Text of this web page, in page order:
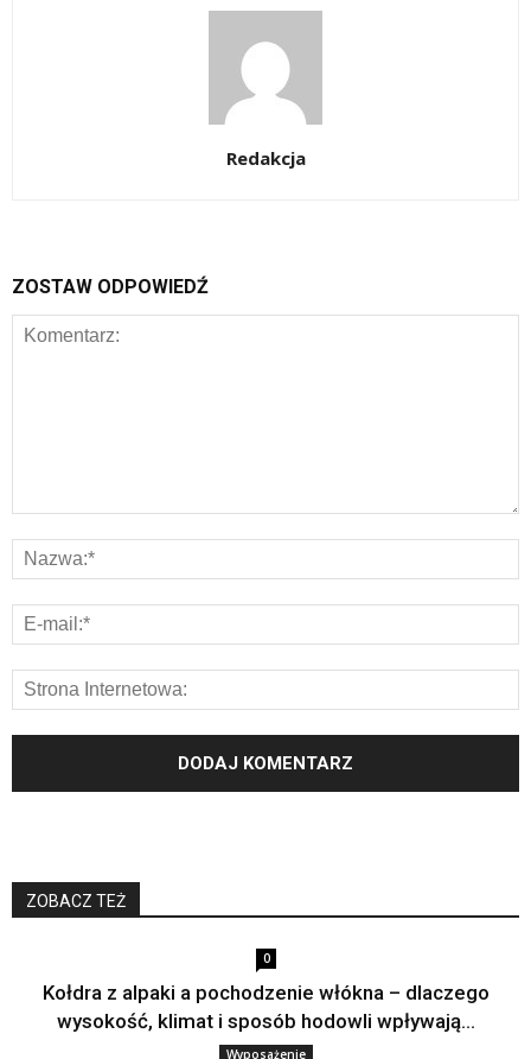
Redakcja
ZOSTAW ODPOWIEDŹ
ZOBACZ TEŻ
0
Kołdra z alpaki a pochodzenie włókna – dlaczego
wysokość, klimat i sposób hodowli wpływają...
Wyposażenie